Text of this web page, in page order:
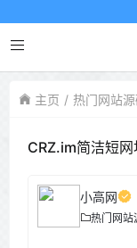
主页 热门网站源
CRZ.im简洁短
小高网
热门网站